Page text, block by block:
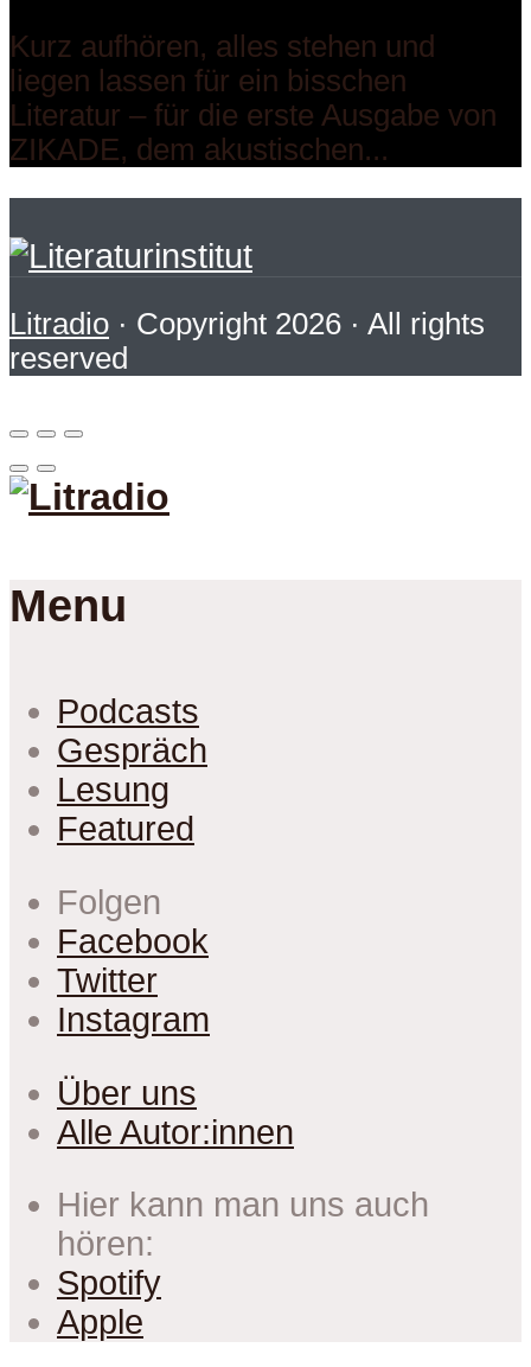
Kurz aufhören, alles stehen und
liegen lassen für ein bisschen
Literatur – für die erste Ausgabe von
ZIKADE, dem akustischen...
Litradio · Copyright 2026 · All rights
reserved
Menu
Podcasts
Gespräch
Lesung
Featured
Folgen
Facebook
Twitter
Instagram
Über uns
Alle Autor:innen
Hier kann man uns auch
hören:
Spotify
Apple